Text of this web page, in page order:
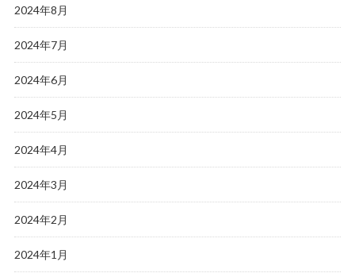
2024年8月
2024年7月
2024年6月
2024年5月
2024年4月
2024年3月
2024年2月
2024年1月